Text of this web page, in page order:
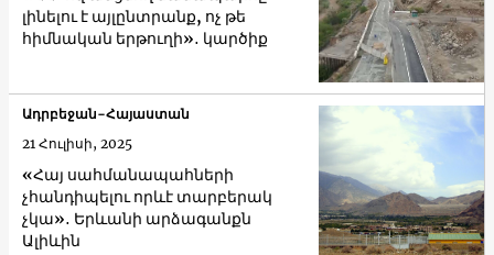
լինելու է այլընտրանք, ոչ թե
հիմնական երթուղի»․ կարծիք
«Հայ սահմանապահների
չհանդիպելու որևէ տարբերակ
չկա»․ Երևանի արձագանքն
Ալիևին
Ադրբեջան-Հայաստան
21 Հուլիսի, 2025